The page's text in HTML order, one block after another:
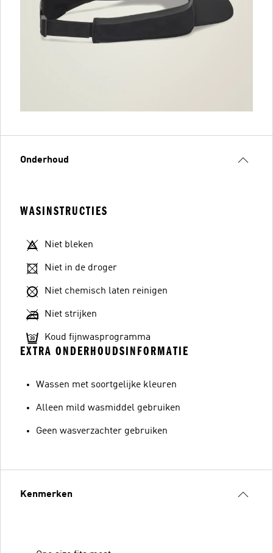
Onderhoud
WASINSTRUCTIES
Niet bleken
Niet in de droger
Niet chemisch laten reinigen
Niet strijken
Koud fijnwasprogramma
EXTRA ONDERHOUDSINFORMATIE
Wassen met soortgelijke kleuren
Alleen mild wasmiddel gebruiken
Geen wasverzachter gebruiken
Kenmerken